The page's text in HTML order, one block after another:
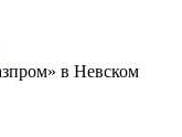
в Невском